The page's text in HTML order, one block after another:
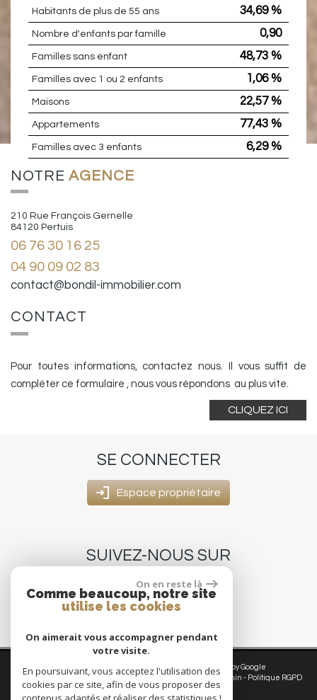
Habitants de plus de 55 ans 34,69 %
Nombre d'enfants par famille 0,90
Familles sans enfant 48,73 %
Familles avec 1 ou 2 enfants 1,06 %
Maisons 22,57 %
Appartements 77,43 %
Familles avec 3 enfants 6,29 %
NOTRE AGENCE
210 Rue François Gernelle
84120 Pertuis
06 76 30 16 25
04 90 09 02 83
contact@bondil-immobilier.com
CONTACT
Pour toutes informations, contactez nous. Il vous suffit de
compléter ce formulaire , nous vous répondons au plus vite.
CLIQUEZ ICI
SE CONNECTER
Espace propriétaire
SUIVEZ-NOUS SUR
© 2026 | Tous droits réservés | Traduction powered by Google
Plan du site
Mentions légales Nos honoraires Admin - Politique RGPD
On en reste là
Comme beaucoup, notre site
utilise les cookies
On aimerait vous accompagner pendant
votre visite.
En poursuivant, vous acceptez l'utilisation des
cookies par ce site, afin de vous proposer des